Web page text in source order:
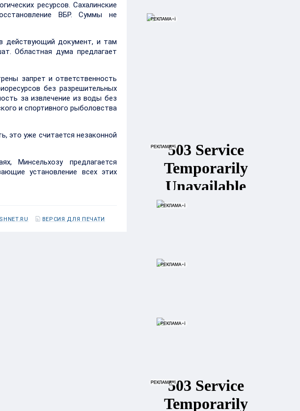
ресурсов. Сахалинские
ВБР. Суммы не
действующий документ, и там
Областная дума предлагает
запрет и ответственность
без разрешительных
за извлечение из воды без
и спортивного рыболовства
это уже считается незаконной
Минсельхозу предлагается
установление всех этих
ВЕРСИЯ ДЛЯ ПЕЧАТИ